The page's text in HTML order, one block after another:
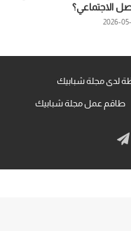
الاجتماعي؟
2026-
لدى مجلة شبابيك
طاقم عمل مجلة شبابيك
تيلقرام